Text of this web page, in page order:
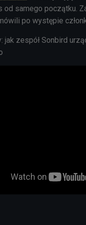
od samego początku.
po występie
jak zespół Sonbird